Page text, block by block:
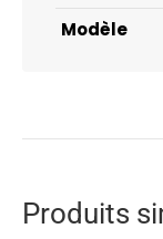
Modèle
Produits